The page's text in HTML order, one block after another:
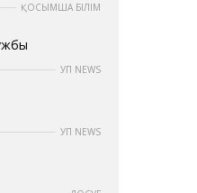
ҚОСЫМША БІЛІМ
УП NEWS
УП NEWS